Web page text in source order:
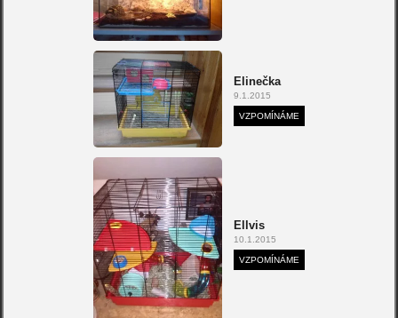
Elinečka
9.1.2015
VZPOMÍNÁME
Ellvis
10.1.2015
VZPOMÍNÁME